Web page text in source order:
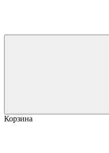
Корзина